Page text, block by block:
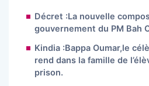
Décret :La nouvelle
gouvernement du PM Bah
Kindia :Bappa Oumar,le
rend dans la famille de
prison.